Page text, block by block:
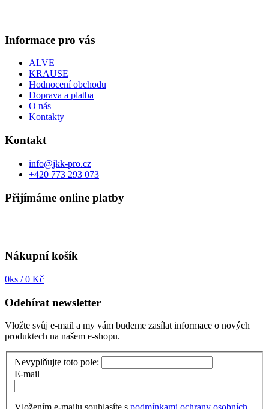
Informace pro vás
ALVE
KRAUSE
Hodnocení obchodu
Doprava a platba
O nás
Kontakty
Kontakt
info@jkk-pro.cz
+420 773 293 073
Přijímáme online platby
Nákupní košík
0ks /0 Kč
Odebírat newsletter
Vložte svůj e-mail a my vám budeme zasílat informace o nových
produktech na našem e-shopu.
Nevyplňujte toto pole:
E-mail
Vložením e-mailu souhlasíte s podmínkami ochrany osobních